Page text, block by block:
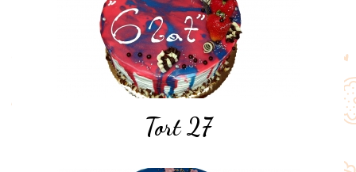
Tort 27